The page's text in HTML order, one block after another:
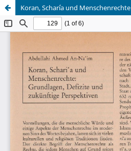
Koran, Schariʿa und Menschenrechte